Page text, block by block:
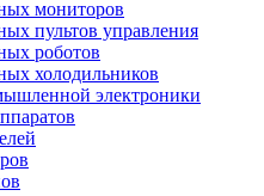
мониторов
пультов управления
роботов
холодильников
электроники